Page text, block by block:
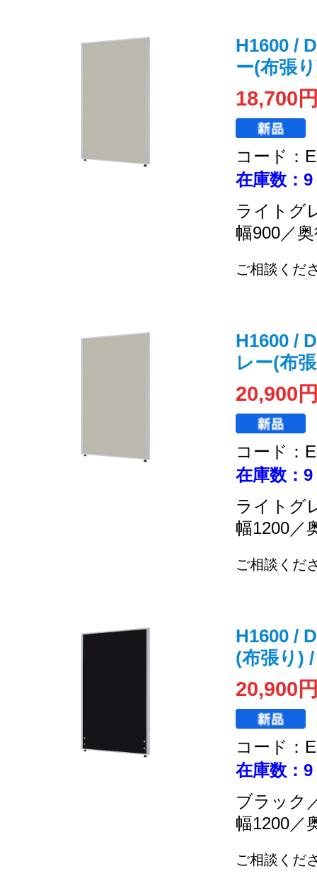
H1600 /
ー(布張
18,700
コード：
在庫数：9
ライトグ
幅900／
ご相談くだ
H1600 /
レー(布
20,900
コード：
在庫数：9
ライトグ
幅1200／
ご相談くだ
H1600 /
(布張り)
20,900
コード：
在庫数：9
ブラック
幅1200／
ご相談くだ